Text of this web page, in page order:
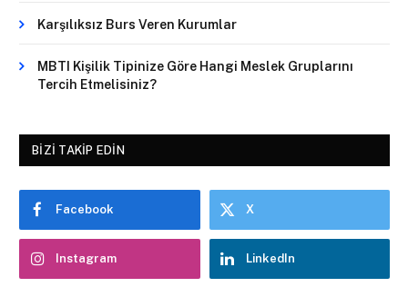
Karşılıksız Burs Veren Kurumlar
MBTI Kişilik Tipinize Göre Hangi Meslek Gruplarını
Tercih Etmelisiniz?
BIZI TAKIP EDIN
Facebook X
Instagram LinkedIn